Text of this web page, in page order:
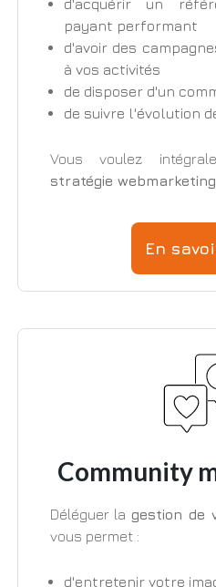
d'acquérir un
payant performant
d'avoir des
à vos activités
de disposer d'un
de suivre l'évolution
Vous voulez
stratégie webmarketing
En
Community
Déléguer lagestion de
vous permet :
d'entretenir votre